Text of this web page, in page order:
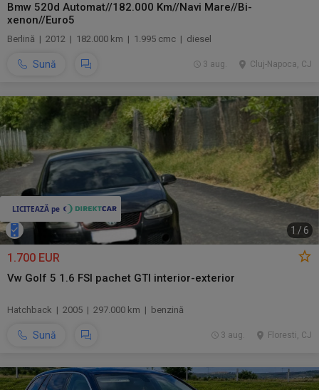
Bmw 520d Automat//182.000 Km//Navi Mare//Bi-
xenon//Euro5
Berlină | 2012 | 182.000 km | 1.995 cmc | diesel
Sună Cluj-Napoca, CJ
3 aug.
1 / 6
1.700 EUR
Vw Golf 5 1.6 FSI pachet GTI interior-exterior
Hatchback | 2005 | 297.000 km | benzină
Sună Floresti, CJ
3 aug.